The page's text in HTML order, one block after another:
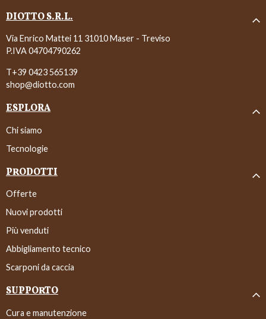
DIOTTO S.R.L.
Via Enrico Mattei 11 31010 Maser - Treviso
P.IVA 04704790262
T+39 0423 565139
shop@diotto.com
ESPLORA
Chi siamo
Tecnologie
PRODOTTI
Offerte
Nuovi prodotti
Più venduti
Abbigliamento tecnico
Scarponi da caccia
SUPPORTO
Cura e manutenzione